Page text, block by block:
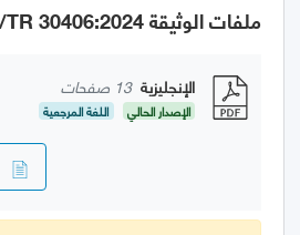
ملفات الوثيقة GSO ISO/TR 30406:2024
الإنجليزية 13 صفحات
الإصدار الحالي اللغة المرجعية